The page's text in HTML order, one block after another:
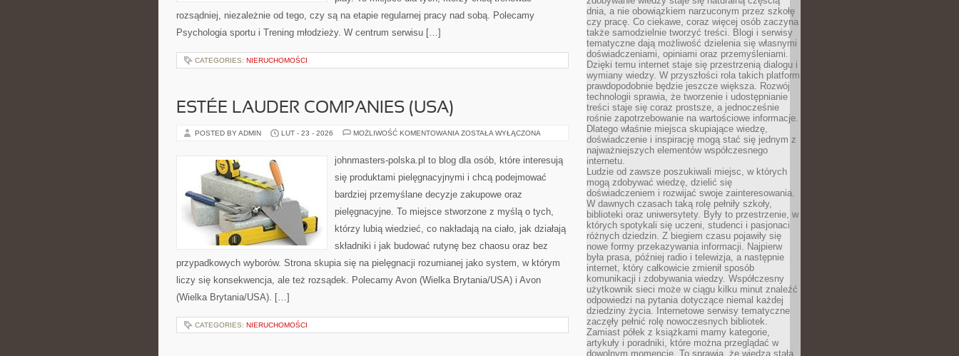
rozsądniej, niezależnie od tego, czy są na etapie regularnej pracy nad sobą. Polecamy
Psychologia sportu i Trening młodzieży. W centrum serwisu […]
CATEGORIES: NIERUCHOMOŚCI
ESTÉE LAUDER COMPANIES (USA)
POSTED BY ADMIN LUT - 23 - 2026 MOŻLIWOŚĆ KOMENTOWANIA ESTÉE
(USA)
ZOSTAŁA WYŁĄCZONA
johnmasters-polska.pl to blog dla osób, które interesują
się produktami pielęgnacyjnymi i chcą podejmować
bardziej przemyślane decyzje zakupowe oraz
pielęgnacyjne. To miejsce stworzone z myślą o tych,
którzy lubią wiedzieć, co nakładają na ciało, jak działają
składniki i jak budować rutynę bez chaosu oraz bez
przypadkowych wyborów. Strona skupia się na pielęgnacji rozumianej jako system, w którym
liczy się konsekwencja, ale też rozsądek. Polecamy Avon (Wielka Brytania/USA) i Avon
(Wielka Brytania/USA). […]
CATEGORIES: NIERUCHOMOŚCI
dnia, a nie obowiązkiem narzuconym przez szkołę
czy pracę. Co ciekawe, coraz więcej osób zaczyna
także samodzielnie tworzyć treści. Blogi i serwisy
tematyczne dają możliwość dzielenia się własnymi
doświadczeniami, opiniami oraz przemyśleniami.
Dzięki temu internet staje się przestrzenią dialogu i
wymiany wiedzy. W przyszłości rola takich platform
prawdopodobnie będzie jeszcze większa. Rozwój
technologii sprawia, że tworzenie i udostępnianie
treści staje się coraz prostsze, a jednocześnie
rośnie zapotrzebowanie na wartościowe informacje.
Dlatego właśnie miejsca skupiające wiedzę,
doświadczenie i inspirację mogą stać się jednym z
najważniejszych elementów współczesnego
internetu.
Ludzie od zawsze poszukiwali miejsc, w których
mogą zdobywać wiedzę, dzielić się
doświadczeniem i rozwijać swoje zainteresowania.
W dawnych czasach taką rolę pełniły szkoły,
biblioteki oraz uniwersytety. Były to przestrzenie, w
których spotykali się uczeni, studenci i pasjonaci
różnych dziedzin. Z biegiem czasu pojawiły się
nowe formy przekazywania informacji. Najpierw
była prasa, później radio i telewizja, a następnie
internet, który całkowicie zmienił sposób
komunikacji i zdobywania wiedzy. Współczesny
użytkownik sieci może w ciągu kilku minut znaleźć
odpowiedzi na pytania dotyczące niemal każdej
dziedziny życia. Internetowe serwisy tematyczne
zaczęły pełnić rolę nowoczesnych bibliotek.
Zamiast półek z książkami mamy kategorie,
artykuły i poradniki, które można przeglądać w
dowolnym momencie. To sprawia, że wiedza stała